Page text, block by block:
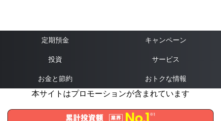
定期預金 キャンペーン
投資 サービス
お金と節約 おトクな情報
本サイトはプロモーションが含まれています